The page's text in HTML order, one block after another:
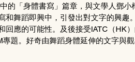
的「身體書寫」篇章，與文學人鄧小
和舞蹈即興中，引發出對文字的興趣
回應的可能性。及後接受IATC（HK
題。好奇由舞蹈身體延伸的文字與